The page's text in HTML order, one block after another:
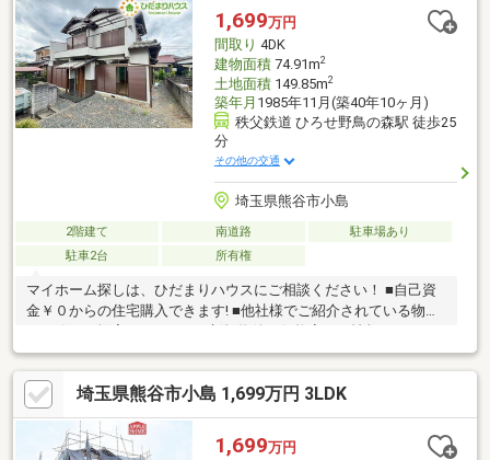
みが、整っています♪／住んでからのお家トラブル、緊急対応も承
っております♪お家のこと、すべて木ノ葉プランニングにお任せく
ださい＾＾
1,699万円
間取り 4DK
建物面積74.91m2
土地面積149.85m2
築年月 1985年11月(築40年10ヶ月)
秩父鉄道 ひろせ野鳥の森駅 徒歩25
分
その他の交通
埼玉県熊谷市小島
2階建て 南道路
駐車場あり
駐車2台
所有権
マイホーム探しは、ひだまりハウスにご相談ください！ ■自己資
金￥０からの住宅購入できます! ■他社様でご紹介されている物件
スピーディーです。 ■インターネット非公開の物件もご紹介可能
です。 ■ご希望の方にはメールでのやりとりだけで大丈夫です。
■お忙しいときは現地待合せ＆現地解散できます。 ■平日のご見学
希望大歓迎です! ■住宅ローンアドバイザーが銀行手続きをお手伝
い致します。
埼玉県熊谷市小島 1,699万円 3LDK
1,699万円